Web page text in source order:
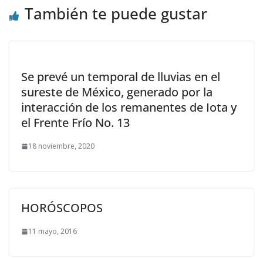
También te puede gustar
Se prevé un temporal de lluvias en el
sureste de México, generado por la
interacción de los remanentes de Iota y
el Frente Frío No. 13
18 noviembre, 2020
HORÓSCOPOS
11 mayo, 2016